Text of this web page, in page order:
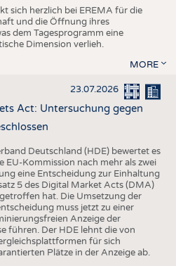
sich herzlich bei EREMA für die
und die Öffnung ihres
dem Tagesprogramm eine
Dimension verlieh.
MORE
23.07.2026
Act: Untersuchung gegen
Deutschland (HDE) bewertet es
EU-Kommission nach mehr als zwei
eine Entscheidung zur Einhaltung
5 des Digital Market Acts (DMA)
hat. Die Umsetzung der
muss jetzt zu einer
Anzeige der
führen. Der HDE lehnt die von
für sich
Plätze in der Anzeige ab.